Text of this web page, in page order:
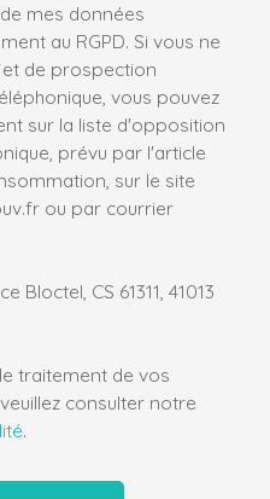
mes données
au RGPD. Si vous ne
de prospection
vous pouvez
sur la liste d'opposition
prévu par l'article
sur le site
ou par courrier
Bloctel, CS 61311, 41013
traitement de vos
consulter notre
.